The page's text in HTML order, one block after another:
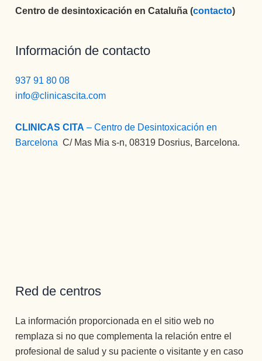
Centro de desintoxicación en Cataluña (contacto)
Información de contacto
937 91 80 08
info@clinicascita.com
CLINICAS CITA – Centro de Desintoxicación en
Barcelona :C/ Mas Mia s-n, 08319 Dosrius, Barcelona.
Red de centros
La información proporcionada en el sitio web no
remplaza si no que complementa la relación entre el
profesional de salud y su paciente o visitante y en caso